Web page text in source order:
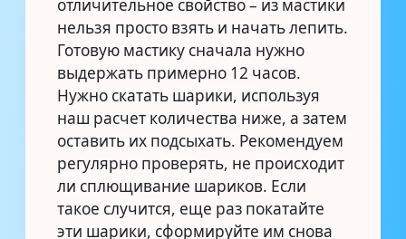
отличительное свойство – из мастики
нельзя просто взять и начать лепить.
Готовую мастику сначала нужно
выдержать примерно 12 часов.
Нужно скатать шарики, используя
наш расчет количества ниже, а затем
оставить их подсыхать. Рекомендуем
регулярно проверять, не происходит
ли сплющивание шариков. Если
такое случится, еще раз покатайте
эти шарики, сформируйте им снова